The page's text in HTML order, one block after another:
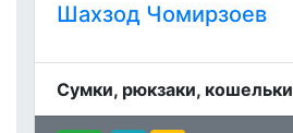
Шахзод Чомирзоев
Сумки, рюкзаки, кошельки